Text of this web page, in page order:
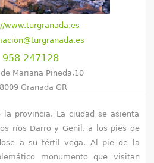
www.turgranada.es
958 247128
Mariana Pineda,10
Granada GR
provincia. La ciudad se asienta
ríos Darro y Genil, a los pies de
a su fértil vega. Al pie de la
monumento que visitan